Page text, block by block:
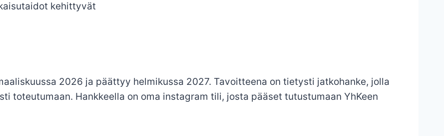
kehittyvät
2026 ja päättyy helmikussa 2027. Tavoitteena on tietysti jatkohanke, jolla
toteutumaan. Hankkeella on oma instagram tili, josta pääset tutustumaan YhKeen